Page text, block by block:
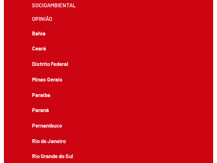
SOCIOAMBIENTAL
OPINIÃO
Bahia
Ceará
Distrito Federal
Minas Gerais
Paraíba
Paraná
Pernambuco
Rio de Janeiro
Rio Grande do Sul